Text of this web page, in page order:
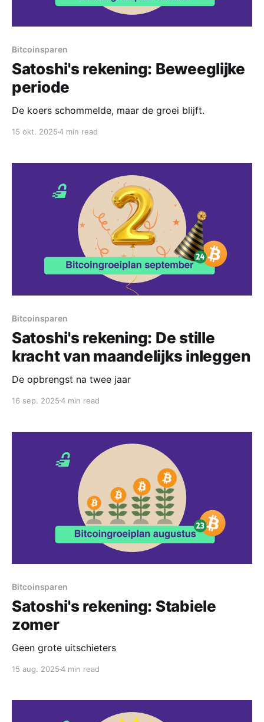
Bitcoinsparen
Satoshi's rekening: Beweeglijke
periode
De koers schommelde, maar de groei blijft.
15 okt. 20254 min read
Bitcoinsparen
Satoshi's rekening: De stille
kracht van maandelijks inleggen
De opbrengst na twee jaar
16 sep. 20254 min read
Bitcoinsparen
Satoshi's rekening: Stabiele
zomer
Geen grote uitschieters
15 aug. 20254 min read